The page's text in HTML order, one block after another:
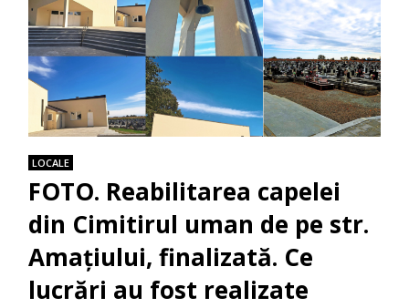
LOCALE
FOTO. Reabilitarea capelei
din Cimitirul uman de pe str.
Amațiului, finalizată. Ce
lucrări au fost realizate